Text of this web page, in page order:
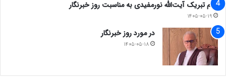
پیام تبریک آیت‌الله نورمفیدی به مناسبت روز خبرنگار
۱۴۰۵-۰۵-۱۹
در مورد روز خبرنگار
۱۴۰۵-۰۵-۱۸